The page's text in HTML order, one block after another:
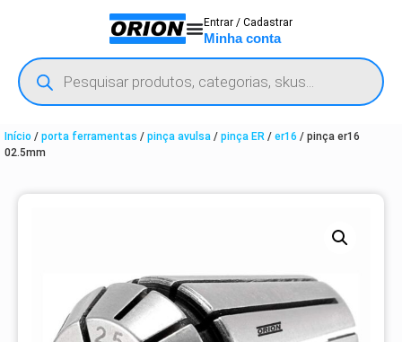
Entrar / Cadastrar
Minha conta
Início / porta ferramentas / pinça avulsa / pinça ER / er16 / pinça er16
02.5mm